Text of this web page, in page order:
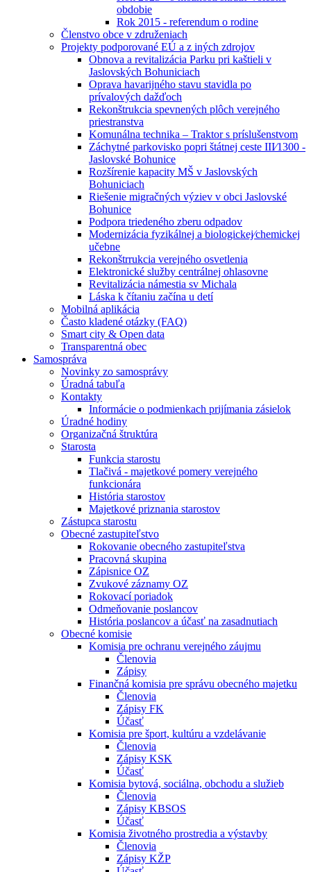
obdobie
Rok 2015 - referendum o rodine
Členstvo obce v združeniach
Projekty podporované EÚ a z iných zdrojov
Obnova a revitalizácia Parku pri kaštieli v
Jaslovských Bohuniciach
Oprava havarijného stavu stavidla po
prívalových dažďoch
Rekonštrukcia spevnených plôch verejného
priestranstva
Komunálna technika – Traktor s príslušenstvom
Záchytné parkovisko popri štátnej ceste III⁄1300 -
Jaslovské Bohunice
Rozšírenie kapacity MŠ v Jaslovských
Bohuniciach
Riešenie migračných výziev v obci Jaslovské
Bohunice
Podpora triedeného zberu odpadov
Modernizácia fyzikálnej a biologickej⁄chemickej
učebne
Rekonštrrukcia verejného osvetlenia
Elektronické služby centrálnej ohlasovne
Revitalizácia námestia sv Michala
Láska k čítaniu začína u detí
Mobilná aplikácia
Často kladené otázky (FAQ)
Smart city & Open data
Transparentná obec
Samospráva
Novinky zo samosprávy
Úradná tabuľa
Kontakty
Informácie o podmienkach prijímania zásielok
Úradné hodiny
Organizačná štruktúra
Starosta
Funkcia starostu
Tlačivá - majetkové pomery verejného
funkcionára
História starostov
Majetkové priznania starostov
Zástupca starostu
Obecné zastupiteľstvo
Rokovanie obecného zastupiteľstva
Pracovná skupina
Zápisnice OZ
Zvukové záznamy OZ
Rokovací poriadok
Odmeňovanie poslancov
História poslancov a účasť na zasadnutiach
Obecné komisie
Komisia pre ochranu verejného záujmu
Členovia
Zápisy
Finančná komisia pre správu obecného majetku
Členovia
Zápisy FK
Účasť
Komisia pre šport, kultúru a vzdelávanie
Členovia
Zápisy KSK
Účasť
Komisia bytová, sociálna, obchodu a služieb
Členovia
Zápisy KBSOS
Účasť
Komisia životného prostredia a výstavby
Členovia
Zápisy KŽP